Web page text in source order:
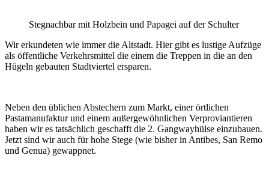
Stegnachbar mit Holzbein und Papagei auf der Schulter
Wir erkundeten wie immer die Altstadt. Hier gibt es lustige Aufzüge
als öffentliche Verkehrsmittel die einem die Treppen in die an den
Hügeln gebauten Stadtviertel ersparen.
Neben den üblichen Abstechern zum Markt, einer örtlichen
Pastamanufaktur und einem außergewöhnlichen Verproviantieren
haben wir es tatsächlich geschafft die 2. Gangwayhülse einzubauen.
Jetzt sind wir auch für hohe Stege (wie bisher in Antibes, San Remo
und Genua) gewappnet.